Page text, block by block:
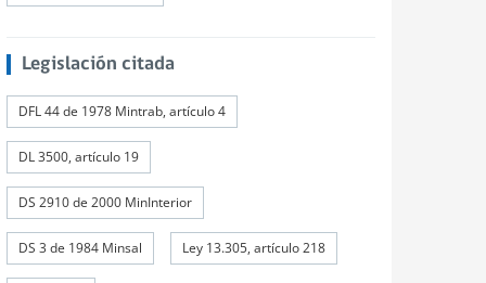
Legislación citada
DFL 44 de 1978 Mintrab, artículo 4
DL 3500, artículo 19
DS 2910 de 2000 MinInterior
DS 3 de 1984 Minsal Ley 13.305, artículo 218